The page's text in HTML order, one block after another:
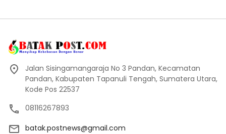
Jalan Sisingamangaraja No 3 Pandan, Kecamatan
Pandan, Kabupaten Tapanuli Tengah, Sumatera Utara,
Kode Pos 22537
08116267893
batak.postnews@gmail.com